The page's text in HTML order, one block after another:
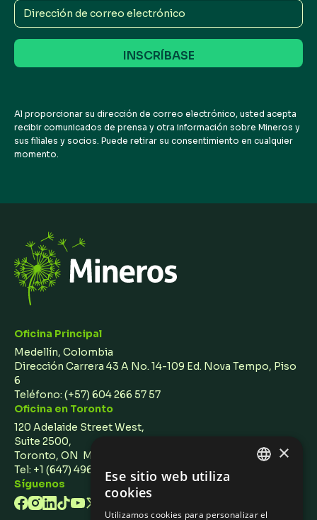
Dirección
de
correo
electrónico
Al proporcionar su dirección de correo electrónico, usted acepta
recibir comunicados de prensa y otra información sobre Mineros y
sus filiales y socios. Puede retirar su consentimiento en cualquier
momento.
Oficina Principal
Medellín, Colombia
Dirección Carrera 43 A No. 14-109 Ed. Nova Tempo, Piso
6
Teléfono: (+57) 604 266 57 57
Oficina en Toronto
120 Adelaide Street West,
Suite 2500,
Toronto, ON M5H 1T1 Canada
Tel: +1 (647) 496 3011
Síguenos
×
Ese sitio web utiliza
cookies
Utilizamos cookies para personalizar el